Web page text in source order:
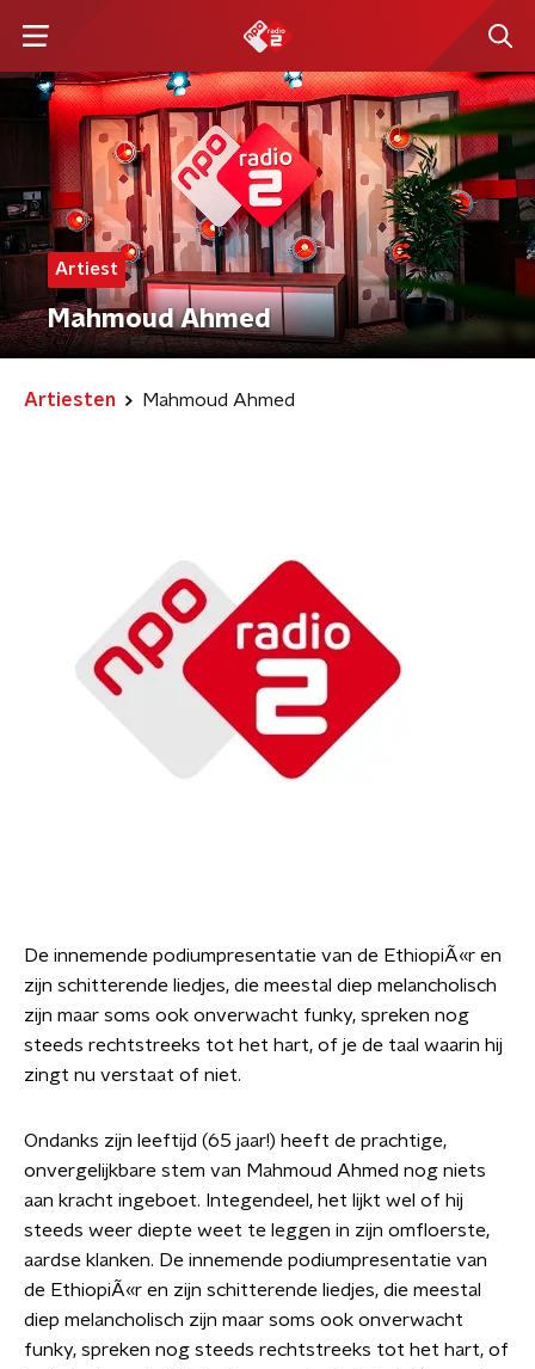
Artiest
Mahmoud Ahmed
Artiesten Mahmoud Ahmed
De innemende podiumpresentatie van de EthiopiÃ«r en
zijn schitterende liedjes, die meestal diep melancholisch
zijn maar soms ook onverwacht funky, spreken nog
steeds rechtstreeks tot het hart, of je de taal waarin hij
zingt nu verstaat of niet.
Ondanks zijn leeftijd (65 jaar!) heeft de prachtige,
onvergelijkbare stem van Mahmoud Ahmed nog niets
aan kracht ingeboet. Integendeel, het lijkt wel of hij
steeds weer diepte weet te leggen in zijn omfloerste,
aardse klanken. De innemende podiumpresentatie van
de EthiopiÃ«r en zijn schitterende liedjes, die meestal
diep melancholisch zijn maar soms ook onverwacht
funky, spreken nog steeds rechtstreeks tot het hart, of